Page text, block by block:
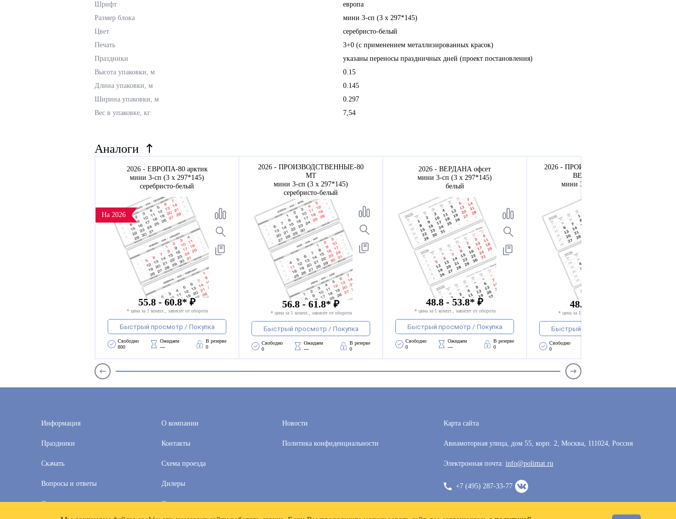
Шрифт
европа
Размер блока
мини 3-сп (3 х 297*145)
Цвет
серебристо-белый
Печать
3+0 (с применением металлизированных красок)
Праздники
указаны переносы праздничных дней (проект постановления)
Высота упаковки, м
0.15
Длина упаковки, м
0.145
Ширина упаковки, м
0.297
Вес в упаковке, кг
7,54
Аналоги
На 2026
2026 - ЕВРОПА-80 арктик
мини 3-сп (3 х 297*145)
серебристо-белый
55.8 - 60.8* ₽
* цена за 1 компл., зависит от оборота
Быстрый просмотр / Покупка
Свободно
800
Ожидаем
—
В резерве
0
2026 - ПРОИЗВОДСТВЕННЫЕ-80
МТ
мини 3-сп (3 х 297*145)
серебристо-белый
56.8 - 61.8* ₽
* цена за 1 компл., зависит от оборота
Быстрый просмотр / Покупка
Свободно
0
Ожидаем
—
В резерве
0
2026 - ВЕРДАНА офсет
мини 3-сп (3 х 297*145)
белый
48.8 - 53.8* ₽
* цена за 1 компл., зависит от оборота
Быстрый просмотр / Покупка
Свободно
0
Ожидаем
—
В резерве
0
2026 - ПРОИЗВОДСТВЕННЫЕ МТ
ВЕРДАНА офсет
мини 3-сп (3 х 297*145)
48.8 - 53.8* ₽
* цена за 1 компл., зависит от оборота
Быстрый просмотр / Покупка
Свободно
0
Информация
Праздники
Скачать
Вопросы и ответы
Скидки
О компании
Контакты
Схема проезда
Дилеры
Оплата и доставка
Новости
Политика конфиденциальности
Карта сайта
Авиамоторная улица, дом 55, корп. 2, Москва, 111024, Россия
Электронная почта: info@polimat.ru
+7 (495) 287-33-77